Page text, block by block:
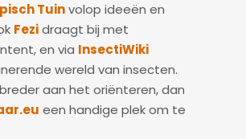
Tuinvolop ideeën en
Fezidraagt bij met
en via InsectiWiki
wereld van insecten.
aan het oriënteren, dan
een handige plek om te